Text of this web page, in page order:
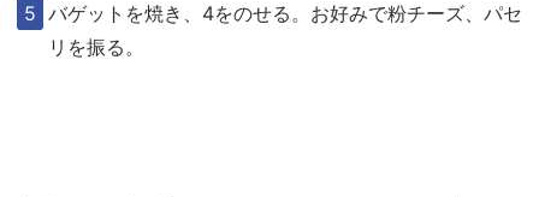
バゲットを焼き、4をのせる。お好みで粉チーズ、パセ
リを振る。